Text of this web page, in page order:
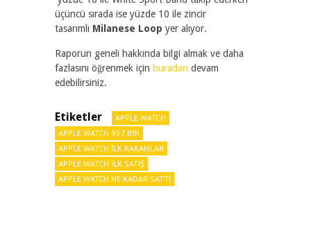
üçüncü sırada ise yüzde 10 ile zincir
tasarımlı Milanese Loop yer alıyor.
Raporun geneli hakkında bilgi almak ve daha
fazlasını öğrenmek için buradan devam
edebilirsiniz.
Etiketler
APPLE WATCH
APPLE WATCH 957 BIN
APPLE WATCH ILK RAKAMLAR
APPLE WATCH ILK SATIŞ
APPLE WATCH NE KADAR SATTI